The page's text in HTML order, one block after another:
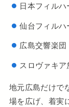
日本フィル
仙台フィル
広島交響楽団
スロヴァキ
地元広島だけで
場を広げ、着実